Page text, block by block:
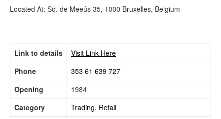
Located At: Sq. de Meeûs 35, 1000 Bruxelles, Belgium
Link to details
Visit Link Here
Phone
353 61 639 727
Opening
1984
Category
Trading, Retail